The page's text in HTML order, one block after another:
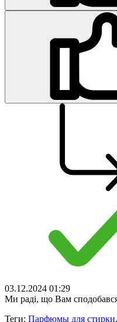
03.12.2024 01:29
Ми раді, що Вам
Теги: Парфюмы для стирки,